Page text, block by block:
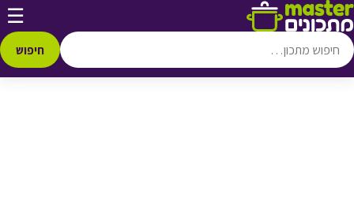
דלג לתוכן ☰
חיפוש
♥ הוספה